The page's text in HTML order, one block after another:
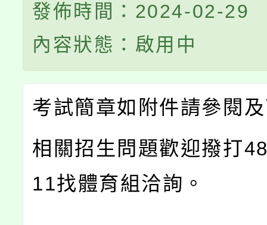
發佈時間：2024-02-29
內容狀態：啟用中
考試簡章如附件請參閱
相關招生問題歡迎撥打
11找體育組洽詢。